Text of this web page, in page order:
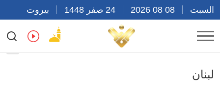
السبت
بيروت
07:30
لبنان